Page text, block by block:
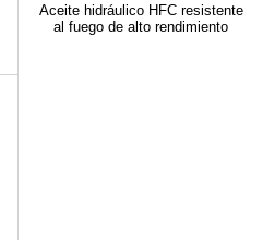
Aceite hidráulico HFC resistente
al fuego de alto rendimiento